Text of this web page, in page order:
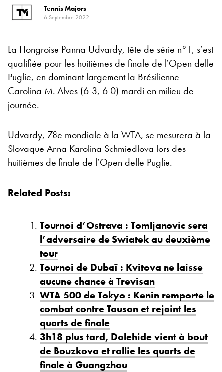
Tennis Majors
6 Septembre 2022
La Hongroise Panna Udvardy, tête de série n°1, s’est
qualifiée pour les huitièmes de finale de l’Open delle
Puglie, en dominant largement la Brésilienne
Carolina M. Alves (6-3, 6-0) mardi en milieu de
journée.
Udvardy, 78e mondiale à la WTA, se mesurera à la
Slovaque Anna Karolina Schmiedlova lors des
huitièmes de finale de l’Open delle Puglie.
Related Posts:
Tournoi d’Ostrava : Tomljanovic sera
l’adversaire de Swiatek au deuxième
tour
Tournoi de Dubaï : Kvitova ne laisse
aucune chance à Trevisan
WTA 500 de Tokyo : Kenin remporte le
combat contre Tauson et rejoint les
quarts de finale
3h18 plus tard, Dolehide vient à bout
de Bouzkova et rallie les quarts de
finale à Guangzhou